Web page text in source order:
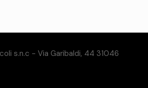
s.n.c - Via Garibaldi, 44 31046